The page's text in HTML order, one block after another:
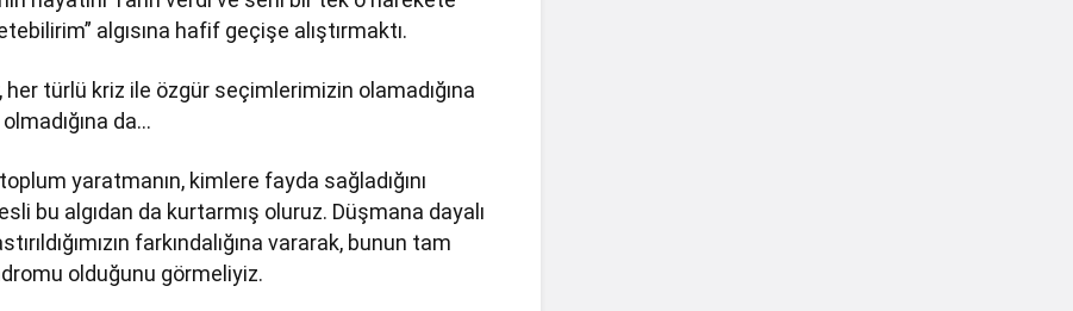
algısına hafif geçişe alıştırmaktı.
her türlü kriz ile özgür seçimlerimizin olamadığına
da…
yaratmanın, kimlere fayda sağladığını
bu algıdan da kurtarmış oluruz. Düşmana dayalı
farkındalığına vararak, bunun tam
olduğunu görmeliyiz.